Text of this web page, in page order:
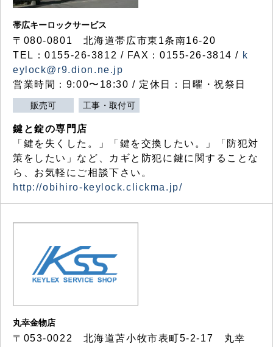
帯広キーロックサービス
〒080-0801 北海道帯広市東1条南16-20
TEL：0155-26-3812 / FAX：0155-26-3814 / k
eylock@r9.dion.ne.jp
営業時間：9:00〜18:30 / 定休日：日曜・祝祭日
販売可 工事・取付可
鍵と錠の専門店
「鍵を失くした。」「鍵を交換したい。」「防犯対
策をしたい」など、カギと防犯に鍵に関することな
ら、お気軽にご相談下さい。
http://obihiro-keylock.clickma.jp/
丸幸金物店
〒053-0022 北海道苫小牧市表町5-2-17 丸幸